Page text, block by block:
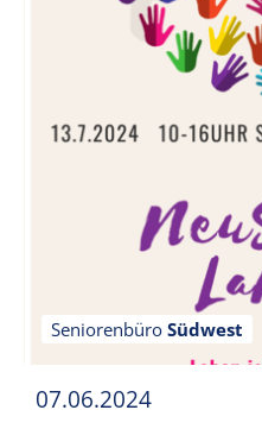
Seniorenbüro Südwest
07.06.2024